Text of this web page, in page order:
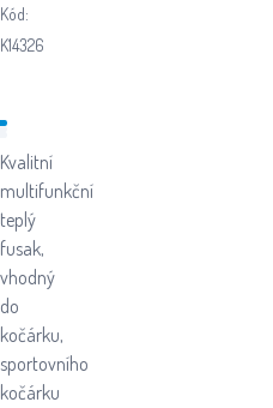
Kód:
K14326
Kvalitní
multifunkční
teplý
fusak,
vhodný
do
kočárku,
sportovního
kočárku